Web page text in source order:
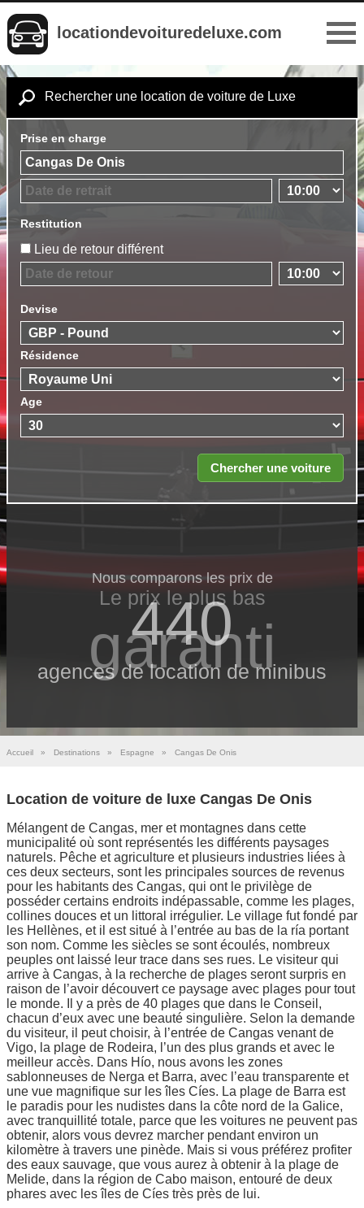
locationdevoituredeluxe.com
Rechercher une location de voiture de Luxe
Prise en charge
Restitution
Lieu de retour différent
Devise
Résidence
Age
Nous comparons les prix de
440
agences de location de minibus
Le prix le​ plus bas
garanti
Accueil » Destinations » Espagne » Cangas De Onis
Location de voiture de luxe Cangas De Onis
Mélangent de Cangas, mer et montagnes dans cette
municipalité où sont représentés les différents paysages
naturels. Pêche et agriculture et plusieurs industries liées à
ces deux secteurs, sont les principales sources de revenus
pour les habitants des Cangas, qui ont le privilège de
posséder certains endroits indépassable, comme les plages,
collines douces et un littoral irrégulier. Le village fut fondé par
les Hellènes, et il est situé à l’entrée au bas de la ría portant
son nom. Comme les siècles se sont écoulés, nombreux
peuples ont laissé leur trace dans ses rues. Le visiteur qui
arrive à Cangas, à la recherche de plages seront surpris en
raison de l’avoir découvert ce paysage avec plages pour tout
le monde. Il y a près de 40 plages que dans le Conseil,
chacun d’eux avec une beauté singulière. Selon la demande
du visiteur, il peut choisir, à l’entrée de Cangas venant de
Vigo, la plage de Rodeira, l’un des plus grands et avec le
meilleur accès. Dans Hío, nous avons les zones
sablonneuses de Nerga et Barra, avec l’eau transparente et
une vue magnifique sur les îles Cíes. La plage de Barra est
le paradis pour les nudistes dans la côte nord de la Galice,
avec tranquillité totale, parce que les voitures ne peuvent pas
obtenir, alors vous devrez marcher pendant environ un
kilomètre à travers une pinède. Mais si vous préférez profiter
des eaux sauvage, que vous aurez à obtenir à la plage de
Melide, dans la région de Cabo maison, entouré de deux
phares avec les îles de Cíes très près de lui.